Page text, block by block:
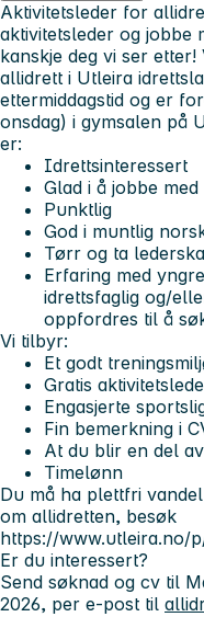
Aktivitetsleder for
aktivitetsleder og jobbe
kanskje deg vi ser etter!
allidrett i Utleira
ettermiddagstid og er
onsdag) i gymsalen på
er:
Idrettsinteressert
Glad i å jobbe
Punktlig
God i muntlig
Tørr og ta
Erfaring med
idrettsfaglig og/
oppfordres til å
Vi tilbyr:
Et godt
Gratis
Engasjerte
Fin bemerkning i
At du blir en del
Timelønn
Du må ha plettfri
om allidretten, besøk
https://www.utleira.no/
Er du interessert?
Send søknad og cv til
2026, per e-post til